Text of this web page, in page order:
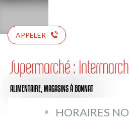
APPELER
Supermarché :
ALIMENTAIRE, MAGASINSÀ BONNAT
HORAIRES